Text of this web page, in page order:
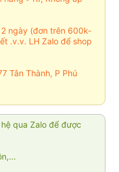
ngày (đơn trên 600k-
.v.v. LH Zalo để shop
Tân Thành, P Phú
qua Zalo để được